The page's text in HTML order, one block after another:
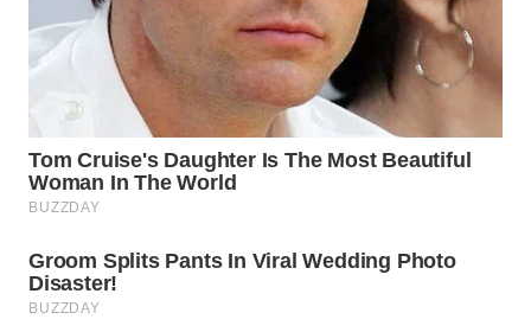
WN
TAPANULI
UTARA
WN
SAMOSIR
WN
PADANG
LAWAS